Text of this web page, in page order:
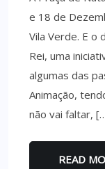
e 18 de
Vila Verde. E o
Rei, uma
algumas das
Animação,
não vai faltar,
READ